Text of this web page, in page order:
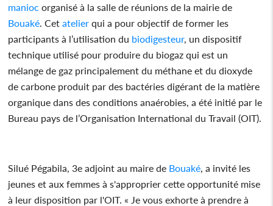
manioc organisé à la salle de réunions de la mairie de
Bouaké. Cet atelier qui a pour objectif de former les
participants à l’utilisation du biodigesteur, un dispositif
technique utilisé pour produire du biogaz qui est un
mélange de gaz principalement du méthane et du dioxyde
de carbone produit par des bactéries digérant de la matière
organique dans des conditions anaérobies, a été initié par le
Bureau pays de l’Organisation International du Travail (OIT).
Silué Pégabila, 3e adjoint au maire de Bouaké, a invité les
jeunes et aux femmes à s'approprier cette opportunité mise
à leur disposition par l'OIT. « Je vous exhorte à prendre à